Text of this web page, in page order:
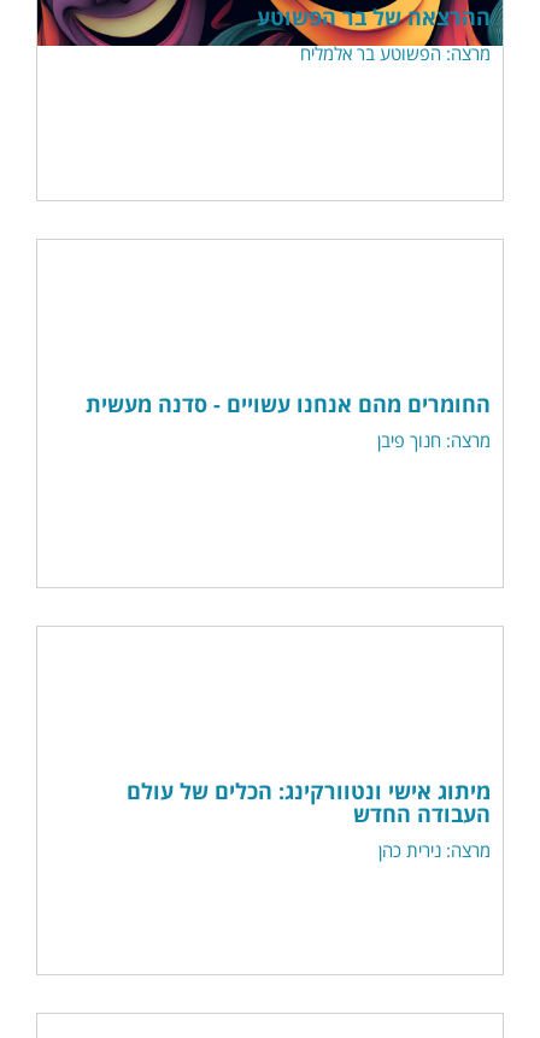
ההרצאה של בר הפשוטע
מרצה: הפשוטע בר אלמליח
החומרים מהם אנחנו עשויים - סדנה מעשית
מרצה: חנוך פיבן
מיתוג אישי ונטוורקינג: הכלים של עולם
העבודה החדש
מרצה: נירית כהן